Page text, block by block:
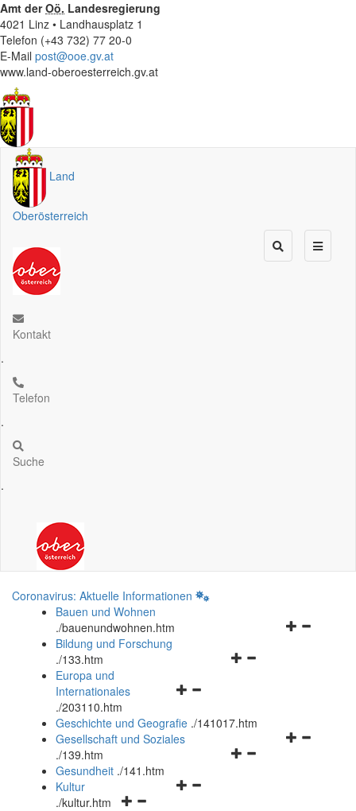
Amt derOö. Landesregierung
4021 Linz • Landhausplatz 1
Telefon (+43 732) 77 20-0
E-Mail post@ooe.gv.at
www.land-oberoesterreich.gv.at
Land
Oberösterreich
Kontakt
.
Telefon
.
Suche
.
Coronavirus: Aktuelle Informationen
Bauen und Wohnen
./bauenundwohnen.htm
Navigationsmenü
Bildung und Forschung
./133.htm
Navigationsmenü
und
schließen
Europa und
Internationales
./203110.htm
Geschichte und Geografie ./141017.htm
Navigationsmenü
Gesellschaft und Soziales
./139.htm
Navigationsmenü
Gesundheit ./141.htm
Navigationsmenü
Kultur
./kultur.htm